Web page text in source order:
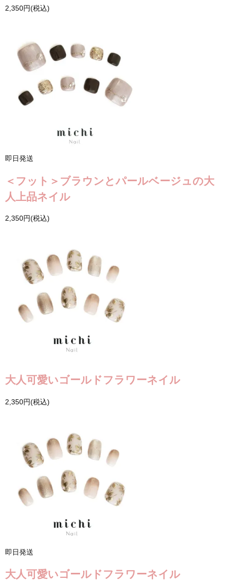
2,350円(税込)
即日発送
＜フット＞ブラウンとパールベージュの大
人上品ネイル
2,350円(税込)
大人可愛いゴールドフラワーネイル
2,350円(税込)
即日発送
大人可愛いゴールドフラワーネイル